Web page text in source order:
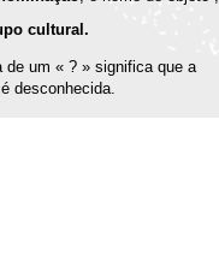
cultural.
de um « ? » significa que a
desconhecida.